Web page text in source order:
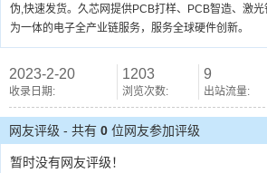
伪,快速发货。久芯网提供PCB打样、PCB智造、激
为一体的电子全产业链服务，服务全球硬件创新。
2023-2-20
收录日期:
1203
浏览次数:
9
出站流量:
网友评级 - 共有 0 位网友参加评级
暂时没有网友评级！